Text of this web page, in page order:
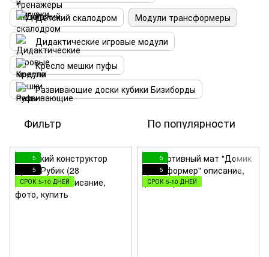
Детский скалодром
Модули трансформеры
Дидактические игровые модули
Кресло мешки пуфы
Развивающие доски кубики Бизиборды
Фильтр По популярности
5
5
СРОК 5-10 ДНЕЙ
5
5
СРОК 5-10 ДНЕЙ